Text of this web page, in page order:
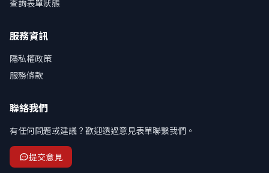
查詢表單狀態
服務資訊
隱私權政策
服務條款
聯絡我們
有任何問題或建議？歡迎透過意見表單聯繫我們。
提交意見